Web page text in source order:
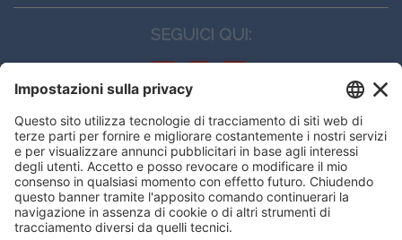
SEGUICI QUI:
CONTATTI
Edi.Ermes srl
Viale E. Forlanini, 21 - 20134, Milano
(+39)027021121
E-mail:eeinfo@eenet.it